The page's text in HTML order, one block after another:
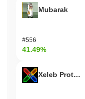
Mubarak
#556
41.49%
Xeleb Protocol